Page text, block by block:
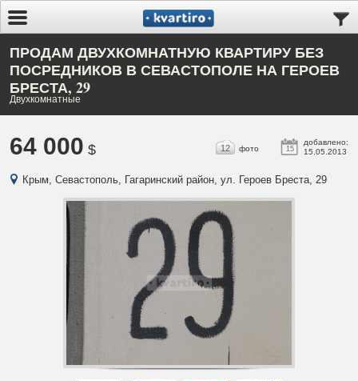
ПРОДАМ ДВУХКОМНАТНУЮ КВАРТИРУ БЕЗ
ПОСРЕДНИКОВ В СЕВАСТОПОЛЕ НА ГЕРОЕВ
БРЕСТА, 29
Двухкомнатные
64 000 $ 15
добавлено:
15.05.2013
12 фото
Крым, Севастополь, Гагаринский район, ул. Героев Бреста, 29